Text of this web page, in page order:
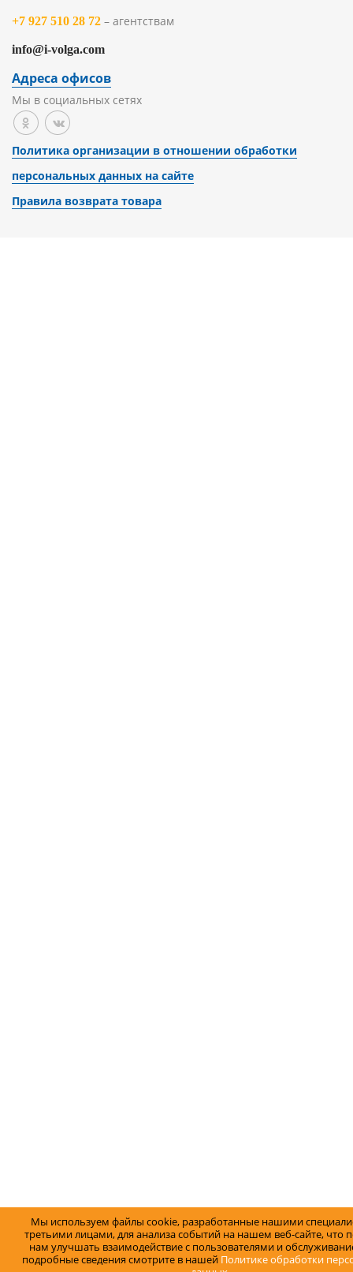
+7 927 510 28 72 – агентствам
info@i-volga.com
Адреса офисов
Мы в социальных сетях
Политика организации в отношении обработки
персональных данных на сайте
Правила возврата товара
Мы используем файлы cookie, разработанные нашими
третьими лицами, для анализа событий на нашем веб-сайте, что
нам улучшать взаимодействие с пользователями и
подробные сведения смотрите в нашей Политике обработки